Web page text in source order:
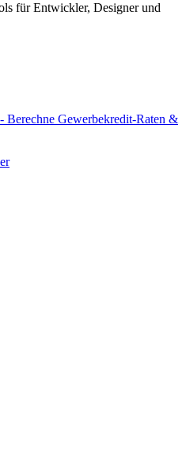
für Entwickler, Designer und
Berechne Gewerbekredit-Raten &